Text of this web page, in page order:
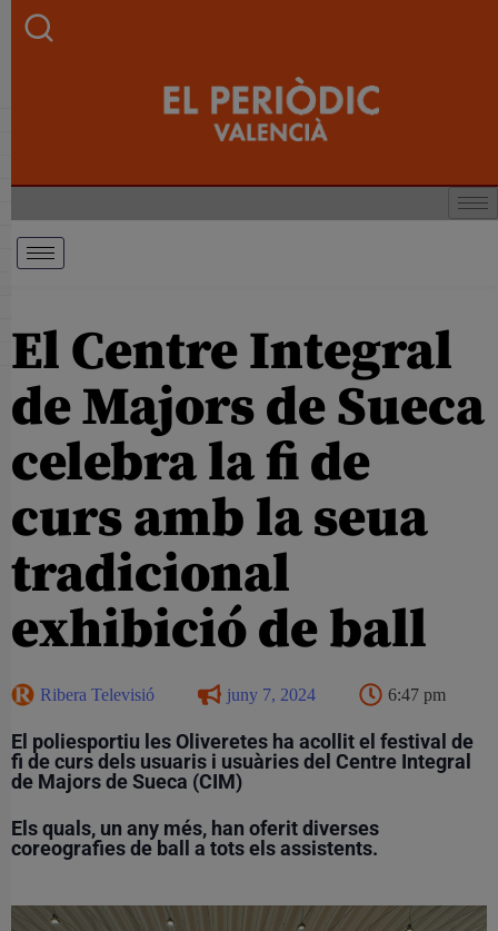
El Centre Integral
de Majors de Sueca
celebra la fi de
curs amb la seua
tradicional
exhibició de ball
Ribera Televisió juny 7, 2024 6:47 pm
El poliesportiu les Oliveretes ha acollit el festival de
fi de curs dels usuaris i usuàries del Centre Integral
de Majors de Sueca (CIM)
Els quals, un any més, han oferit diverses
coreografies de ball a tots els assistents.